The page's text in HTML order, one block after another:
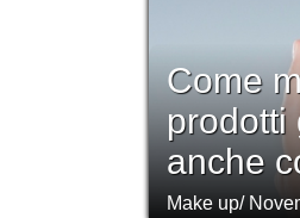
Come
prodotti
anche
Make up/